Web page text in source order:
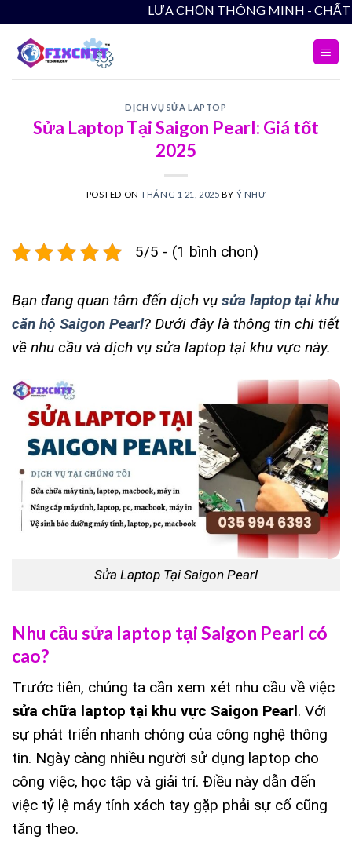
to
content
LỰA CHỌN THÔNG MINH - CHẤT LƯỢNG BỀN
DỊCH VỤ SỬA LAPTOP
Sửa Laptop Tại Saigon Pearl: Giá tốt
2025
POSTED ONTHÁNG 1 21, 2025 BY Ý NHƯ
5/5 - (1 bình chọn)
Bạn đang quan tâm đến dịch vụ sửa laptop tại khu
căn hộ Saigon Pearl? Dưới đây là thông tin chi tiết
về nhu cầu và dịch vụ sửa laptop tại khu vực này.
Sửa Laptop Tại Saigon Pearl
Nhu cầu sửa laptop tại Saigon Pearl có
cao?
Trước tiên, chúng ta cần xem xét nhu cầu về việc
sửa chữa laptop tại khu vực Saigon Pearl. Với
sự phát triển nhanh chóng của công nghệ thông
tin. Ngày càng nhiều người sử dụng laptop cho
công việc, học tập và giải trí. Điều này dẫn đến
việc tỷ lệ máy tính xách tay gặp phải sự cố cũng
tăng theo.